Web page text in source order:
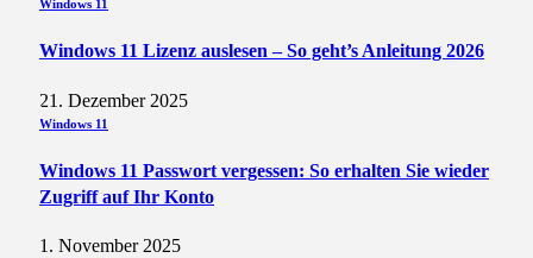
Windows 11
Windows 11 Lizenz auslesen – So geht’s Anleitung 2026
21. Dezember 2025
Windows 11
Windows 11 Passwort vergessen: So erhalten Sie wieder
Zugriff auf Ihr Konto
1. November 2025